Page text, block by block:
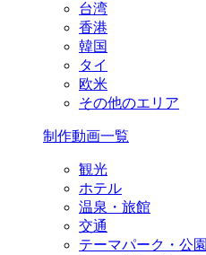
台湾
香港
韓国
タイ
欧米
その他のエリア
制作動画一覧
観光
ホテル
温泉・旅館
交通
テーマパーク・公園